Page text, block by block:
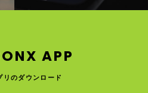
APP
のダウンロード